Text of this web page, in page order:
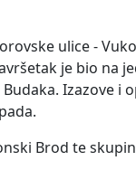
ulice -
je bio na
Izazove i
Brod te